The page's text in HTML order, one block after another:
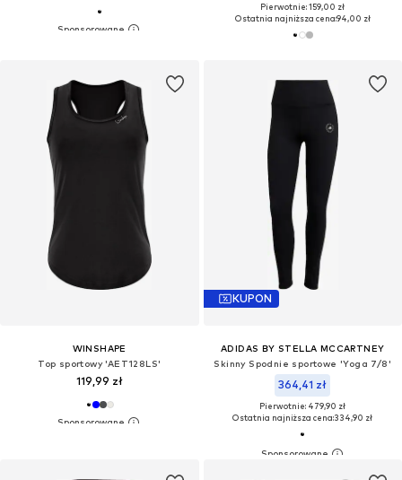
Pierwotnie: 159,00 zł
Ostatnia najniższa cena:94,00 zł
WINSHAPE
Top sportowy 'AET128LS'
119,99 zł
KUPON
ADIDAS BY STELLA MCCARTNEY
Skinny Spodnie sportowe 'Yoga 7/8'
364,41 zł
Pierwotnie: 479,90 zł
Ostatnia najniższa cena:334,90 zł